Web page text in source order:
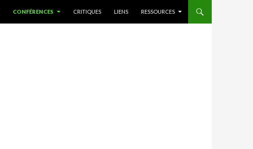
CONFÉRENCES CRITIQUES LIENS RESSOURCES